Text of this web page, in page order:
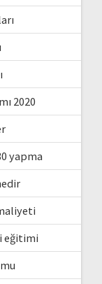
2020
yapma
eğitimi